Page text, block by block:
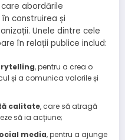
abordările
construirea și
Unele dintre cele
în relații publice includ:
, pentru a crea o
și a comunica valorile și
calitate, care să atragă
să ia acțiune;
media, pentru a ajunge